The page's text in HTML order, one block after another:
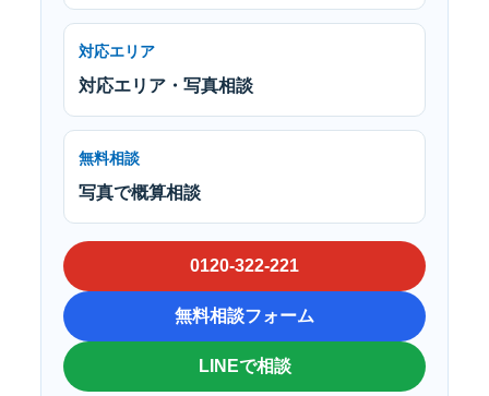
対応エリア
対応エリア・写真相談
無料相談
写真で概算相談
0120-322-221
無料相談フォーム
LINEで相談